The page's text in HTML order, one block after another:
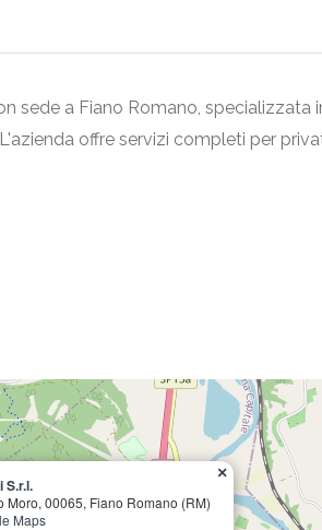
sede a Fiano Romano, specializzata
offre servizi completi per
S.r.l.
Moro, 00065, Fiano Romano (RM)
Maps
×